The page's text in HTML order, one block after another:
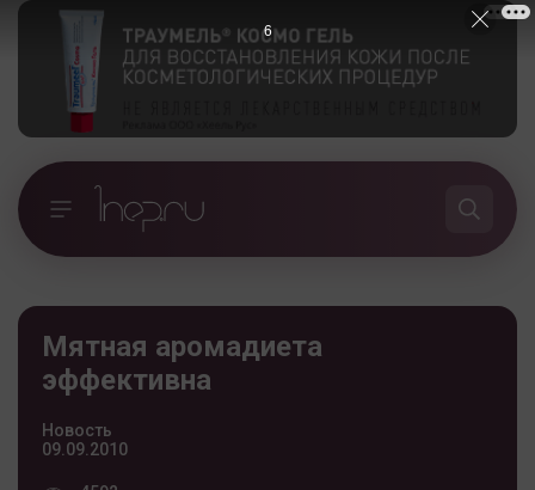
Мятная аромадиета
эффективна
Новость
09.09.2010
5